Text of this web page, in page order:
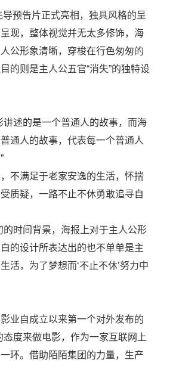
预告片正式亮相，独具风格的呈
现，整体视觉并无太多修饰，海
公形象清晰，穿梭在行色匆匆的
的则是主人公五官“消失”的独特设
述的是一个普通人的故事，而海
通人的故事，代表每一个普通人
不满足于老家安逸的生活，怀揣
质疑，一路不止不休勇敢追寻自
时间背景，海报上对于主人公形
的设计所表达出的也不单单是主
活，为了梦想而‘不止不休’努力中
业自成立以来第一个对外发布的
度来做电影，作为一家互联网上
环。借助陌陌集团的力量，生产